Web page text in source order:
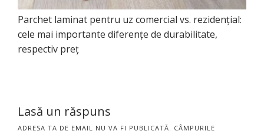
Parchet laminat pentru uz comercial vs. rezidențial:
cele mai importante diferențe de durabilitate,
respectiv preț
Lasă un răspuns
ADRESA TA DE EMAIL NU VA FI PUBLICATĂ. CÂMPURILE